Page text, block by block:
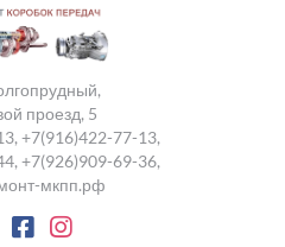
проезд, 5
, +7(916)422-77-13,
, +7(926)909-69-36,
мкпп.рф